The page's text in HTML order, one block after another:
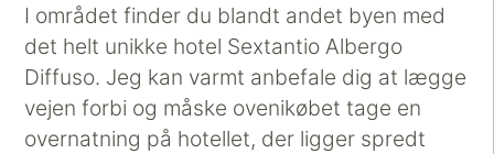
I området finder du blandt andet byen med
det helt unikke hotel Sextantio Albergo
Diffuso. Jeg kan varmt anbefale dig at lægge
vejen forbi og måske ovenikøbet tage en
overnatning på hotellet, der ligger spredt